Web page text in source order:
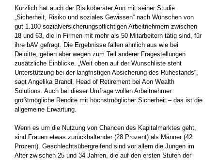
Kürzlich hat auch der Risikoberater Aon mit seiner Studie
„Sicherheit, Risiko und soziales Gewissen“ nach Wünschen von
gut 1.100 sozialversicherungspflichtigen Arbeitnehmern zwischen
18 und 63, die in Firmen mit mehr als 50 Mitarbeitern tätig sind, für
ihre bAV gefragt. Die Ergebnisse fallen ähnlich aus wie bei
Deloitte, geben aber wegen zum Teil anderer Fragestellungen
zusätzliche Einblicke. „Weit oben auf der Wunschliste steht
Unterstützung bei der langfristigen Absicherung des Ruhestands“,
sagt Angelika Brandl, Head of Retirement bei Aon Wealth
Solutions. Auch bei dieser Umfrage wollen Arbeitnehmer
größtmögliche Rendite mit höchstmöglicher Sicherheit – das ist die
allgemeine Erwartung.
Wenn es um die Nutzung von Chancen des Kapitalmarktes geht,
sind Frauen etwas zurückhaltender (28 Prozent) als Männer (42
Prozent). Geschlechtsübergreifend sind vor allem die Jungen im
Alter zwischen 25 und 34 Jahren, die auf den ersten Stufen der